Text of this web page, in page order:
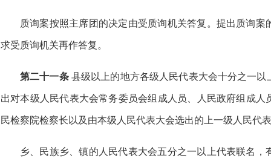
质询案按照主席团的决定由受质询机关答复。提出质询
求受质询机关再作答复。
第二十一条县级以上的地方各级人民代表大会十分之一
出对本级人民代表大会常务委员会组成人员、人民政府组成
民检察院检察长以及由本级人民代表大会选出的上一级人民代
乡、民族乡、镇的人民代表大会五分之一以上代表联名